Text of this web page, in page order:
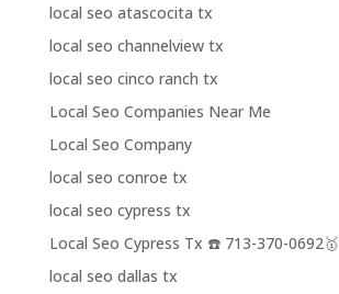
local seo atascocita tx
local seo channelview tx
local seo cinco ranch tx
Local Seo Companies Near Me
Local Seo Company
local seo conroe tx
local seo cypress tx
Local Seo Cypress Tx ☎️ 713-370-0692🥇
local seo dallas tx